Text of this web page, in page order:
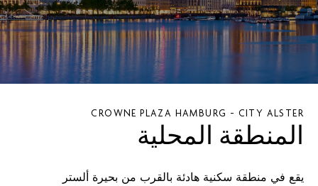
CROWNE PLAZA HAMBURG - CITY ALSTER
المنطقة المحلية
يقع في منطقة سكنية هادئة بالقرب من بحيرة ألستر